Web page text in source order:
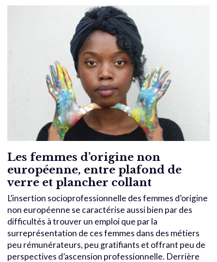
Les femmes d’origine non
européenne, entre plafond de
verre et plancher collant
L’insertion socioprofessionnelle des femmes d’origine
non européenne se caractérise aussi bien par des
difficultés à trouver un emploi que par la
surreprésentation de ces femmes dans des métiers
peu rémunérateurs, peu gratifiants et offrant peu de
perspectives d’ascension professionnelle. Derrière